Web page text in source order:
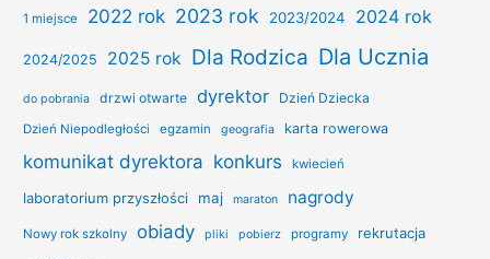
1 miejsce 2022 rok 2023 rok 2023/2024 2024 rok
2024/2025 2025 rok Dla Rodzica Dla Ucznia
do pobrania drzwi otwarte dyrektor Dzień Dziecka
Dzień Niepodległości egzamin geografia karta rowerowa
komunikat dyrektora konkurs kwiecień
laboratorium przyszłości maj maraton nagrody
Nowy rok szkolny obiady pliki pobierz programy rekrutacja